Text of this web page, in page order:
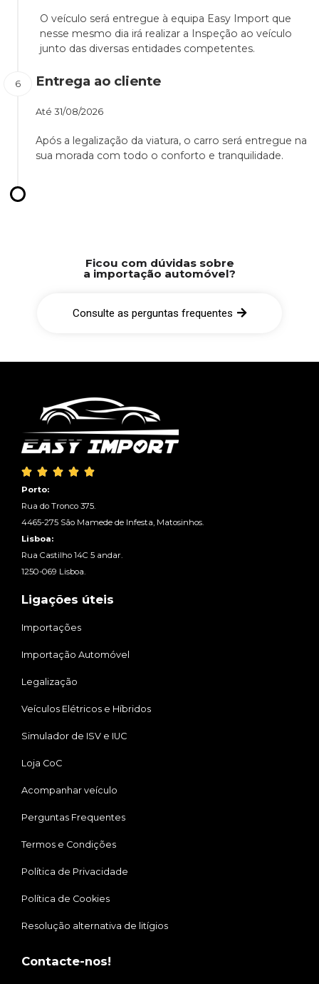
O veículo será entregue à equipa Easy Import que
nesse mesmo dia irá realizar a Inspeção ao veículo
junto das diversas entidades competentes.
Entrega ao cliente
Até 31/08/2026
Após a legalização da viatura, o carro será entregue na
sua morada com todo o conforto e tranquilidade.
Ficou com dúvidas sobre
a importação automóvel?
Consulte as perguntas frequentes
    
Porto:
Rua do Tronco 375.
4465-275 São Mamede de Infesta, Matosinhos.
Lisboa:
Rua Castilho 14C 5 andar.
1250-069 Lisboa.
Ligações úteis
Importações
Importação Automóvel
Legalização
Veículos Elétricos e Híbridos
Simulador de ISV e IUC
Loja CoC
Acompanhar veículo
Perguntas Frequentes
Termos e Condições
Política de Privacidade
Política de Cookies
Resolução alternativa de litígios
Contacte-nos!